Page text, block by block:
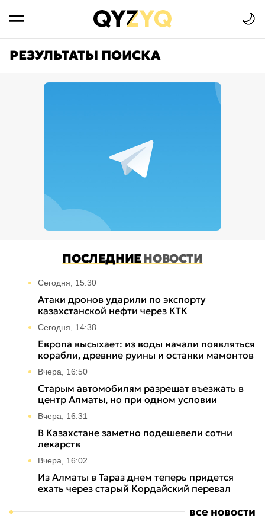
🌙
РЕЗУЛЬТАТЫ ПОИСКА
ПОСЛЕДНИЕНОВОСТИ
Сегодня, 15:30
Атаки дронов ударили по экспорту
казахстанской нефти через КТК
Сегодня, 14:38
Европа высыхает: из воды начали появляться
корабли, древние руины и останки мамонтов
Вчера, 16:50
Старым автомобилям разрешат въезжать в
центр Алматы, но при одном условии
Вчера, 16:31
В Казахстане заметно подешевели сотни
лекарств
Вчера, 16:02
Из Алматы в Тараз днем теперь придется
ехать через старый Кордайский перевал
все новости